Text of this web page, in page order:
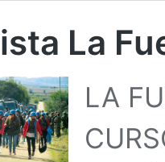
La
LA